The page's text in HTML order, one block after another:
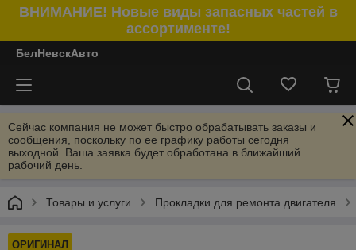
ВНИМАНИЕ! Новые виды запасных частей в
ассортименте!
БелНевскАвто
Сейчас компания не может быстро обрабатывать заказы и
сообщения, поскольку по ее графику работы сегодня
выходной. Ваша заявка будет обработана в ближайший
рабочий день.
Товары и услуги Прокладки для ремонта двигателя
ОРИГИНАЛ